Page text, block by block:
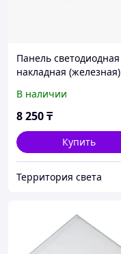
Панель светодиодная
накладная (железная)
В наличии
8 250₸
Купить
Территория света